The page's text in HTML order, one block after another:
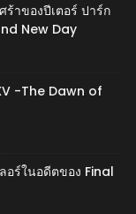
าของปีเตอร์ ปาร์ก
New Day
-The Dawn of
อร์ในอดีตของ Final